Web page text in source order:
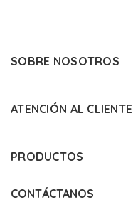
SOBRE NOSOTROS
ATENCIÓN AL CLIENTE
PRODUCTOS
CONTÁCTANOS